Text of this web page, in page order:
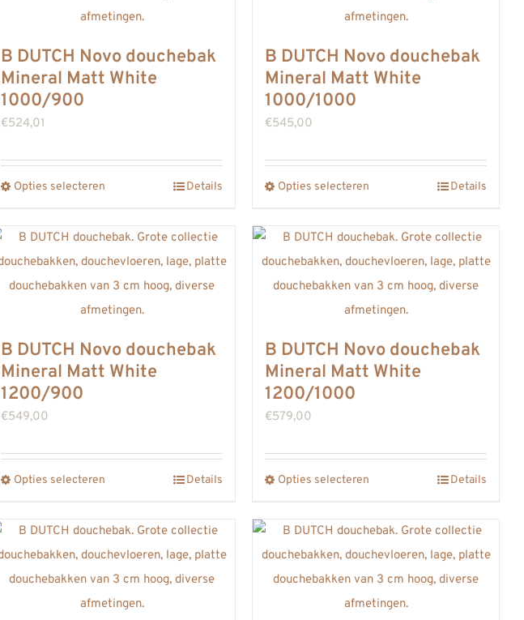
Deze
kan
de
productpagina
Deze
kan
de
productpagina
B DUTCH Novo douchebak
Mineral Matt White
1000/900
€524,01
Opties selecteren
heeft
meerdere
variaties.
Deze
kan
de
productpagina
Details
B DUTCH Novo douchebak
Mineral Matt White
1000/1000
€545,00
Opties selecteren
heeft
meerdere
variaties.
Deze
kan
de
productpagina
Details
B DUTCH Novo douchebak
Mineral Matt White
1200/900
€549,00
Opties selecteren
heeft
meerdere
variaties.
Deze
Details
B DUTCH Novo douchebak
Mineral Matt White
1200/1000
€579,00
Opties selecteren
heeft
meerdere
variaties.
Deze
Details